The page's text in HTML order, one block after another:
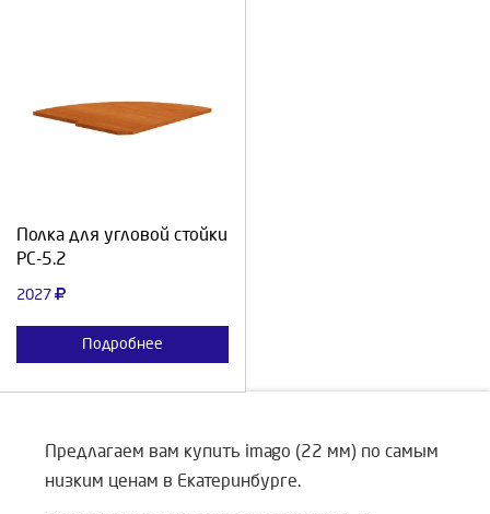
Полка для угловой стойки
РС-5.2
2027
Подробнее
Выберите количество:
Предлагаем вам купить imago (22 мм) по самым
низким ценам в Екатеринбурге.